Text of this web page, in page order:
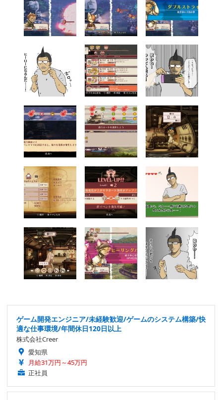
ゲーム開発エンジニア/未経験歓迎/ゲームのシステム構築/快
適な仕事環境/年間休日120日以上
株式会社Creer
愛知県
月給31万円～45万円
正社員